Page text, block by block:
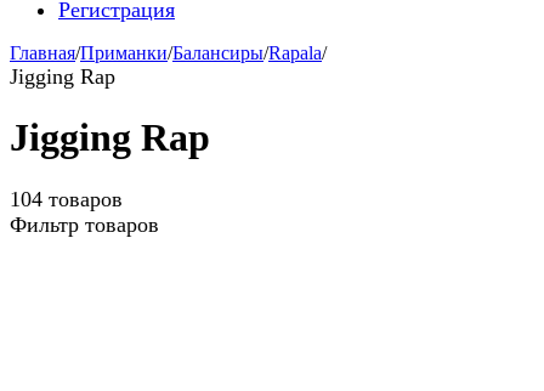
Регистрация
Главная/Приманки/Балансиры/Rapala/
Jigging Rap
Jigging Rap
104 товаров
Фильтр товаров